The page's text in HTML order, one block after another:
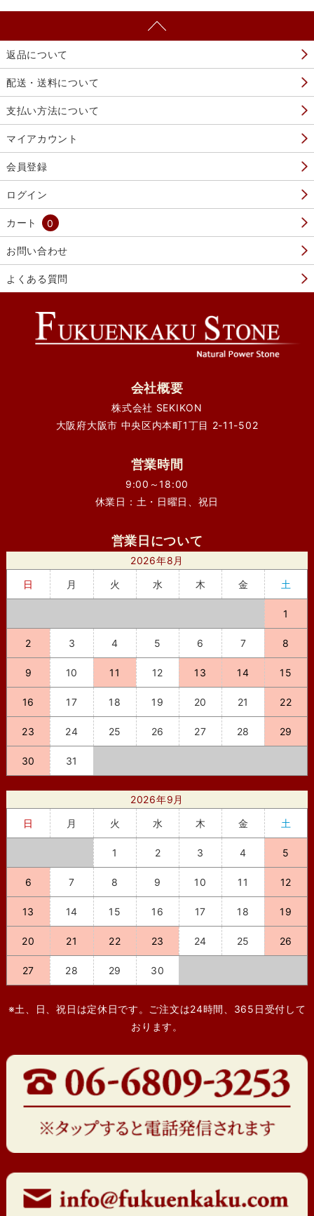
返品について
配送・送料について
支払い方法について
マイアカウント
会員登録
ログイン
カート 0
お問い合わせ
よくある質問
会社概要
株式会社 SEKIKON
大阪府大阪市 中央区内本町1丁目 2-11-502
営業時間
9:00～18:00
休業日：土・日曜日、祝日
営業日について
2026年8月
日
月 火 水 木 金 土
1
2 3 4 5 6 7 8
9 10 11 12 13 14 15
16 17 18 19 20 21 22
23 24 25 26 27 28 29
30 31
2026年9月
日
月 火 水 木 金 土
1 2 3 4 5
6 7 8 9 10 11 12
13 14 15 16 17 18 19
20 21 22 23 24 25 26
27 28 29 30
※土、日、祝日は定休日です。ご注文は24時間、365日受付して
おります。